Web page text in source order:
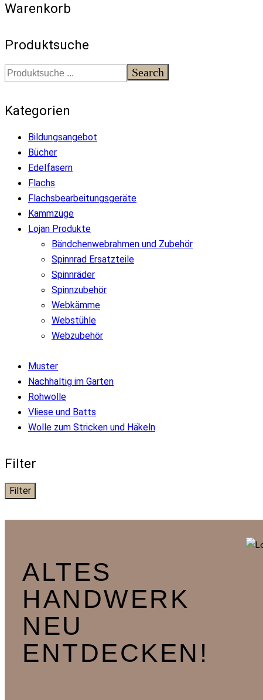
Warenkorb
Produktsuche
Search
Kategorien
Bildungsangebot
Bücher
Edelfasern
Flachs
Flachsbearbeitungsgeräte
Kammzüge
Lojan Produkte
Bändchenwebrahmen und Zubehör
Spinnrad Ersatzteile
Spinnräder
Spinnzubehör
Webkämme
Webstühle
Webzubehör
Muster
Nachhaltig im Garten
Rohwolle
Vliese und Batts
Wolle zum Stricken und Häkeln
Filter
Filter
ALTES
HANDWERK
NEU
ENTDECKEN!